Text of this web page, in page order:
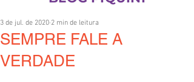
SEMPRE FALE A
VERDADE
3 de jul. de 2020 2 min de leitura